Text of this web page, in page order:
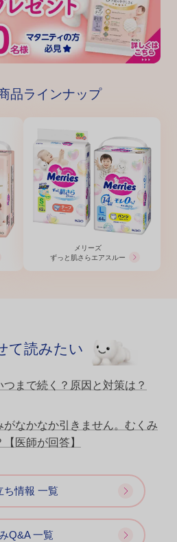
品ラインナップ
メリーズ
ずっと肌さらエアスルー
て読みたい
まで続く？原因と対策は？
がなかなか引きません。むくみ
医師が回答】
ち情報 一覧
Q&A 一覧